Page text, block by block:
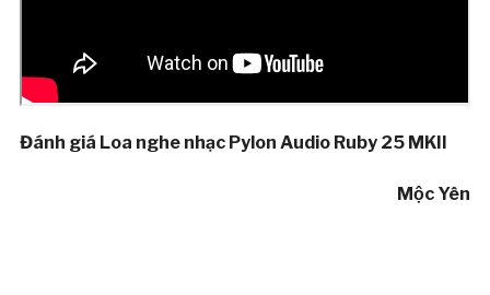
Đánh giá Loa nghe nhạc Pylon Audio Ruby 25 MKII
Mộc Yên